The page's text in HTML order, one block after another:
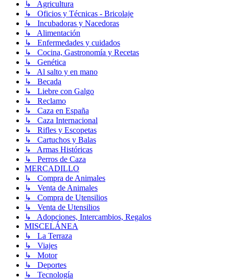
↳ Agricultura
↳ Oficios y Técnicas - Bricolaje
↳ Incubadoras y Nacedoras
↳ Alimentación
↳ Enfermedades y cuidados
↳ Cocina, Gastronomía y Recetas
↳ Genética
↳ Al salto y en mano
↳ Becada
↳ Liebre con Galgo
↳ Reclamo
↳ Caza en España
↳ Caza Internacional
↳ Rifles y Escopetas
↳ Cartuchos y Balas
↳ Armas Históricas
↳ Perros de Caza
MERCADILLO
↳ Compra de Animales
↳ Venta de Animales
↳ Compra de Utensilios
↳ Venta de Utensilios
↳ Adopciones, Intercambios, Regalos
MISCELÁNEA
↳ La Terraza
↳ Viajes
↳ Motor
↳ Deportes
↳ Tecnología